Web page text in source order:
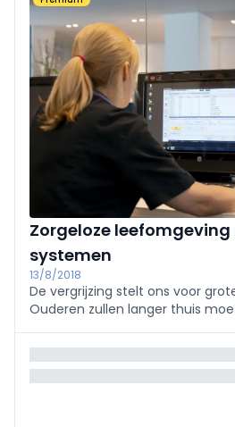
kan zorgdomotica een oplossing
Zorgeloze
systemen
13/8/2018
De vergrijzing stelt ons voor
Ouderen zullen langer thuis
hierbij helpen. Dit artikel toont
vandaag al beschikbaar zijn.